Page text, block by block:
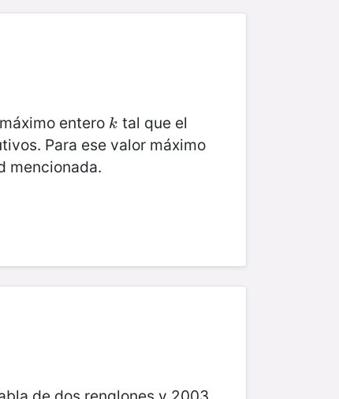
entero k
k tal que el
Para ese valor máximo
mencionada.